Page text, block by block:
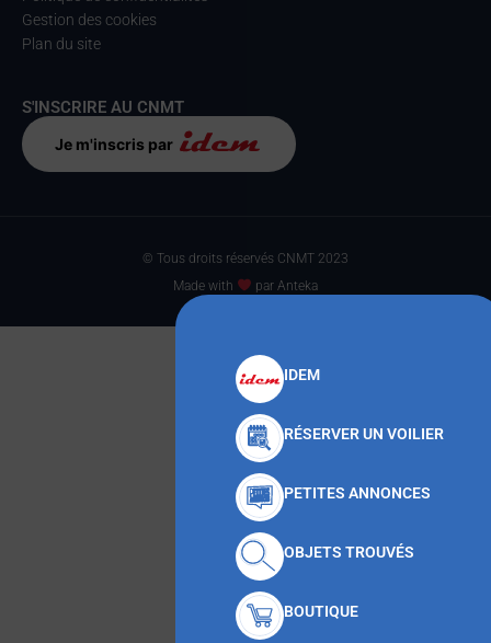
IDEM
RÉSERVER UN VOILIER
PETITES ANNONCES
OBJETS TROUVÉS
BOUTIQUE
Gestion des cookies
Plan du site
S'INSCRIRE AU CNMT
Je m'inscris par
© Tous droits réservés CNMT 2023
Made with
par Anteka